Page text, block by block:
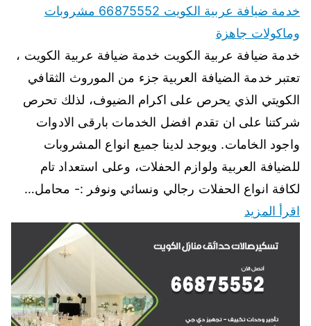
خدمة ضيافة عربية الكويت 66875552 مشروبات
وماكولات جاهزة
خدمة ضيافة عربية الكويت خدمة ضيافة عربية الكويت ،
تعتبر خدمة الضيافة العربية جزء من الموروث الثقافي
الكويتي الذي يحرص على اكرام الضيوف، لذلك تحرص
شركتنا على ان تقدم افضل الخدمات بارقى الادوات
واجود الخامات. ويوجد لدينا جميع انواع المشروبات
للضيافة العربية ولوازم الحفلات، وعلى استعداد تام
لكافة انواع الحفلات رجالي ونسائي ونوفر :- محامل…
اقرأ المزيد